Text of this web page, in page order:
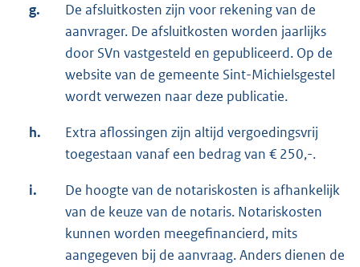
g.
De afsluitkosten zijn voor rekening van de
aanvrager. De afsluitkosten worden jaarlijks
door SVn vastgesteld en gepubliceerd. Op de
website van de gemeente Sint-Michielsgestel
wordt verwezen naar deze publicatie.
h.
Extra aflossingen zijn altijd vergoedingsvrij
toegestaan vanaf een bedrag van € 250,-.
i.
De hoogte van de notariskosten is afhankelijk
van de keuze van de notaris. Notariskosten
kunnen worden meegefinancierd, mits
aangegeven bij de aanvraag. Anders dienen de